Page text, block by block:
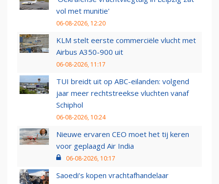
vol met munitie'
06-08-2026, 12:20
KLM stelt eerste commerciële vlucht met
Airbus A350-900 uit
06-08-2026, 11:17
TUI breidt uit op ABC-eilanden: volgend
jaar meer rechtstreekse vluchten vanaf
Schiphol
06-08-2026, 10:24
Nieuwe ervaren CEO moet het tij keren
voor geplaagd Air India
06-08-2026, 10:17
Saoedi’s kopen vrachtafhandelaar